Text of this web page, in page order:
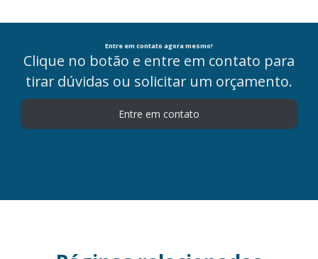
Entre em contato agora mesmo!
Clique no botão e entre em contato para
tirar dúvidas ou solicitar um orçamento.
Entre em contato